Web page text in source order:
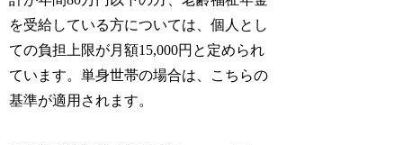
を受給している方については、個人とし
ての負担上限が月額15,000円と定められ
ています。単身世帯の場合は、こちらの
基準が適用されます。